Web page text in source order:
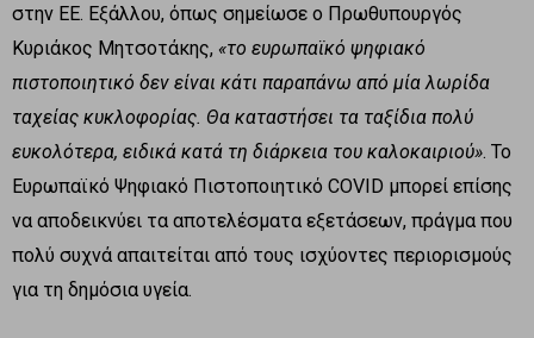
στην ΕΕ. Εξάλλου, όπως σημείωσε ο Πρωθυπουργός
Κυριάκος Μητσοτάκης, «το ευρωπαϊκό ψηφιακό
πιστοποιητικό δεν είναι κάτι παραπάνω από μία λωρίδα
ταχείας κυκλοφορίας. Θα καταστήσει τα ταξίδια πολύ
ευκολότερα, ειδικά κατά τη διάρκεια του καλοκαιριού». Το
Ευρωπαϊκό Ψηφιακό Πιστοποιητικό COVID μπορεί επίσης
να αποδεικνύει τα αποτελέσματα εξετάσεων, πράγμα που
πολύ συχνά απαιτείται από τους ισχύοντες περιορισμούς
για τη δημόσια υγεία.